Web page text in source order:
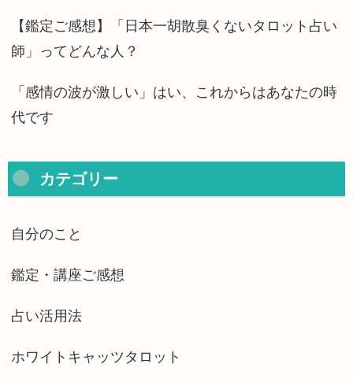
【鑑定ご感想】「日本一胡散臭くないタロット占い
師」ってどんな人？
「感情の波が激しい」はい、これからはあなたの時
代です
カテゴリー
自分のこと
鑑定・講座ご感想
占い活用法
ホワイトキャッツタロット